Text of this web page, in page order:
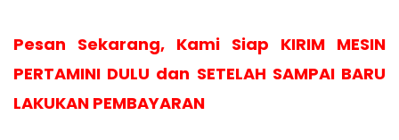
Pesan Sekarang, Kami Siap KIRIM MESIN
PERTAMINI DULU dan SETELAH SAMPAI BARU
LAKUKAN PEMBAYARAN